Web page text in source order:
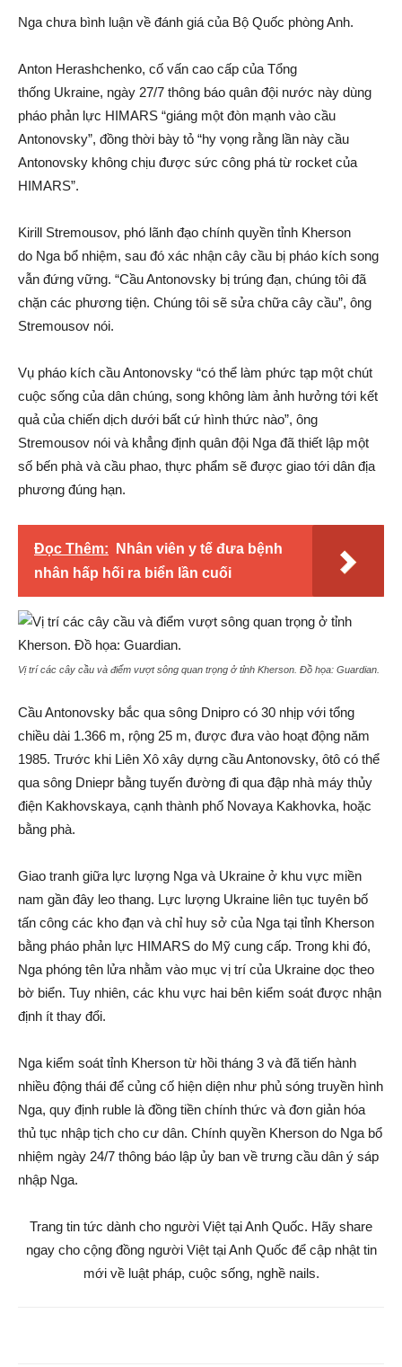
Nga chưa bình luận về đánh giá của Bộ Quốc phòng Anh.
Anton Herashchenko, cố vấn cao cấp của Tổng
thống Ukraine, ngày 27/7 thông báo quân đội nước này dùng
pháo phản lực HIMARS “giáng một đòn mạnh vào cầu
Antonovsky”, đồng thời bày tỏ “hy vọng rằng lần này cầu
Antonovsky không chịu được sức công phá từ rocket của
HIMARS”.
Kirill Stremousov, phó lãnh đạo chính quyền tỉnh Kherson
do Nga bổ nhiệm, sau đó xác nhận cây cầu bị pháo kích song
vẫn đứng vững. “Cầu Antonovsky bị trúng đạn, chúng tôi đã
chặn các phương tiện. Chúng tôi sẽ sửa chữa cây cầu”, ông
Stremousov nói.
Vụ pháo kích cầu Antonovsky “có thể làm phức tạp một chút
cuộc sống của dân chúng, song không làm ảnh hưởng tới kết
quả của chiến dịch dưới bất cứ hình thức nào”, ông
Stremousov nói và khẳng định quân đội Nga đã thiết lập một
số bến phà và cầu phao, thực phẩm sẽ được giao tới dân địa
phương đúng hạn.
Đọc Thêm:
Nhân viên y tế đưa bệnh
nhân hấp hối ra biển lần cuối
Vị trí các cây cầu và điểm vượt sông quan trọng ở tỉnh Kherson. Đồ họa: Guardian
Cầu Antonovsky bắc qua sông Dnipro có 30 nhịp với tổng
chiều dài 1.366 m, rộng 25 m, được đưa vào hoạt động năm
1985. Trước khi Liên Xô xây dựng cầu Antonovsky, ôtô có thể
qua sông Dniepr bằng tuyến đường đi qua đập nhà máy thủy
điện Kakhovskaya, cạnh thành phố Novaya Kakhovka, hoặc
bằng phà.
Giao tranh giữa lực lượng Nga và Ukraine ở khu vực miền
nam gần đây leo thang. Lực lượng Ukraine liên tục tuyên bố
tấn công các kho đạn và chỉ huy sở của Nga tại tỉnh Kherson
bằng pháo phản lực HIMARS do Mỹ cung cấp. Trong khi đó,
Nga phóng tên lửa nhằm vào mục vị trí của Ukraine dọc theo
bờ biển. Tuy nhiên, các khu vực hai bên kiểm soát được nhận
định ít thay đổi.
Nga kiểm soát tỉnh Kherson từ hồi tháng 3 và đã tiến hành
nhiều động thái để củng cố hiện diện như phủ sóng truyền hình
Nga, quy định ruble là đồng tiền chính thức và đơn giản hóa
thủ tục nhập tịch cho cư dân. Chính quyền Kherson do Nga bổ
nhiệm ngày 24/7 thông báo lập ủy ban về trưng cầu dân ý sáp
nhập Nga.
Trang tin tức dành cho người Việt tại Anh Quốc. Hãy share
ngay cho cộng đồng người Việt tại Anh Quốc để cập nhật tin
mới về luật pháp, cuộc sống, nghề nails.